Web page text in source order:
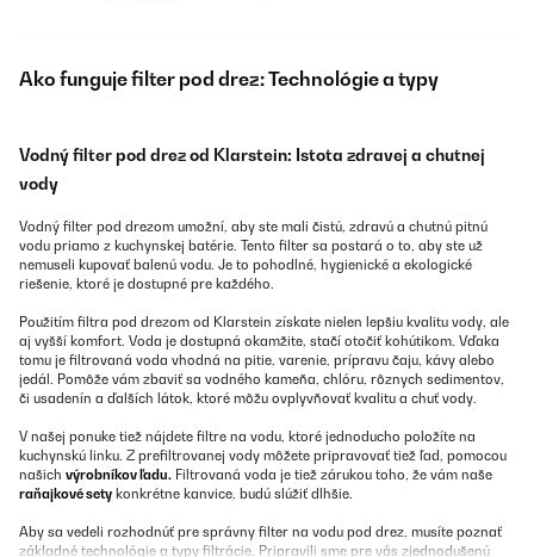
Ako funguje filter pod drez: Technológie a typy
Vodný filter pod drez od Klarstein: Istota zdravej a chutnej
vody
Vodný filter pod drezom umožní, aby ste mali čistú, zdravú a chutnú pitnú
vodu priamo z kuchynskej batérie. Tento filter sa postará o to, aby ste už
nemuseli kupovať balenú vodu. Je to pohodlné, hygienické a ekologické
riešenie, ktoré je dostupné pre každého.
Použitím filtra pod drezom od Klarstein získate nielen lepšiu kvalitu vody, ale
aj vyšší komfort. Voda je dostupná okamžite, stačí otočiť kohútikom. Vďaka
tomu je filtrovaná voda vhodná na pitie, varenie, prípravu čaju, kávy alebo
jedál. Pomôže vám zbaviť sa vodného kameňa, chlóru, rôznych sedimentov,
či usadenín a ďalších látok, ktoré môžu ovplyvňovať kvalitu a chuť vody.
V našej ponuke tiež nájdete filtre na vodu, ktoré jednoducho položíte na
kuchynskú linku. Z prefiltrovanej vody môžete pripravovať tiež ľad, pomocou
našich výrobníkov ľadu. Filtrovaná voda je tiež zárukou toho, že vám naše
raňajkové sety konkrétne kanvice, budú slúžiť dlhšie.
Aby sa vedeli rozhodnúť pre správny filter na vodu pod drez, musíte poznať
základné technológie a typy filtrácie. Pripravili sme pre vás zjednodušenú